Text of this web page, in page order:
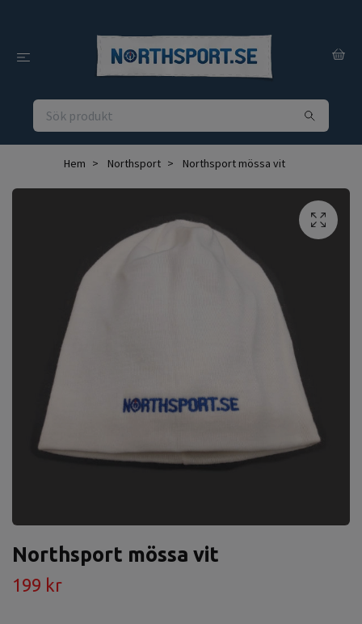
Hem Northsport Northsport mössa vit
Northsport mössa vit
199 kr